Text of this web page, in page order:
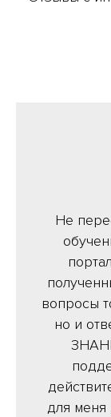
Не
вопросы
но и
для меня